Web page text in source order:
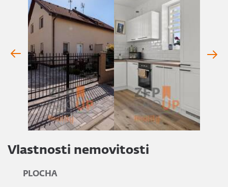
Vlastnosti nemovitosti
PLOCHA